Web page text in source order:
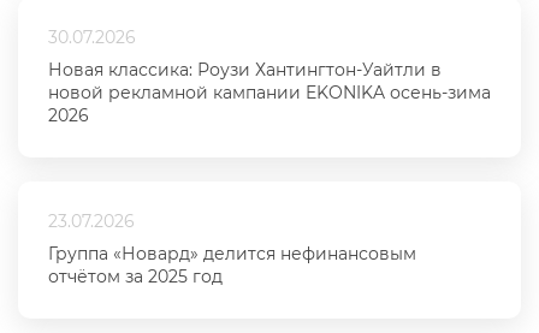
30.07.2026
Новая классика: Роузи Хантингтон-Уайтли в
новой рекламной кампании EKONIKA осень-зима
2026
23.07.2026
Группа «Новард» делится нефинансовым
отчётом за 2025 год